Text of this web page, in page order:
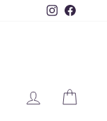
Instagram
INGRESAR